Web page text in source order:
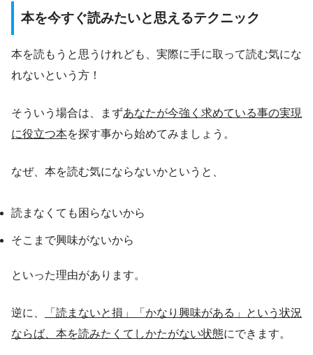
本を今すぐ読みたいと思えるテクニック
本を読もうと思うけれども、実際に手に取って読む気にな
れないという方！
そういう場合は、まずあなたが今強く求めている事の実現
に役立つ本を探す事から始めてみましょう。
なぜ、本を読む気にならないかというと、
読まなくても困らないから
そこまで興味がないから
といった理由があります。
逆に、
「読まないと損」「かなり興味がある」という状況
ならば、本を読みたくてしかたがない状態にできます。